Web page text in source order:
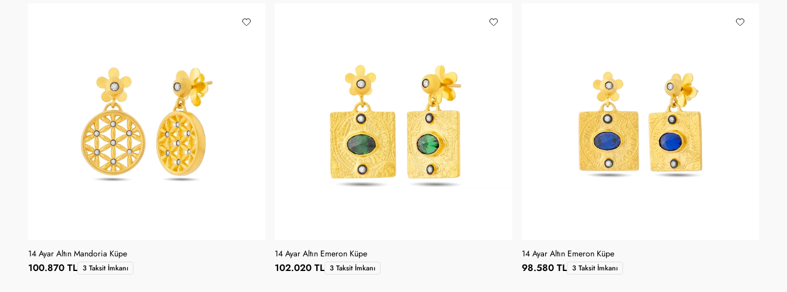
14 Ayar Altın Mandoria Küpe
100.870 TL 3 Taksit İmkanı
14 Ayar Altın Emeron Küpe
102.020 TL 3 Taksit İmkanı
14 Ayar Altın Emeron Küpe
98.580 TL 3 Taksit İmkanı